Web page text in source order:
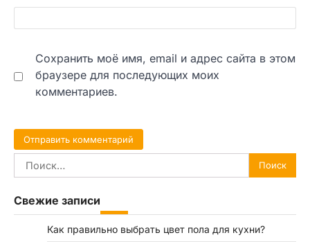
Сохранить моё имя, email и адрес сайта в этом
браузере для последующих моих
комментариев.
Найти:
Свежие записи
Как правильно выбрать цвет пола для кухни?